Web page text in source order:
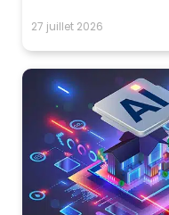
27 juillet 2026